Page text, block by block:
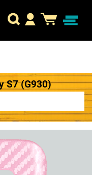
S7 (G930)